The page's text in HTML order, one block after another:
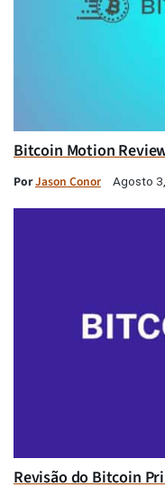
Bitcoin Motion
PorJason Conor Agosto
Revisão do Bitcoin